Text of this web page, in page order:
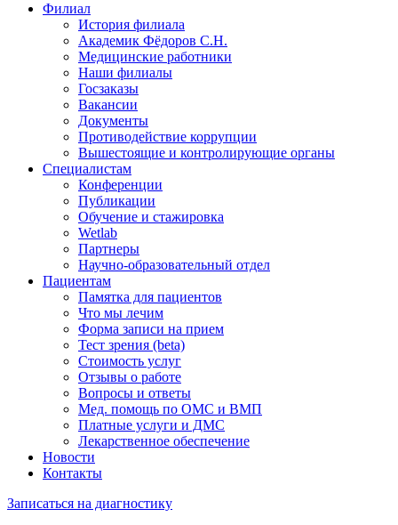
Филиал
История филиала
Академик Фёдоров С.Н.
Медицинские работники
Наши филиалы
Госзаказы
Вакансии
Документы
Противодействие коррупции
Вышестоящие и контролирующие органы
Специалистам
Конференции
Публикации
Обучение и стажировка
Wetlab
Партнеры
Научно-образовательный отдел
Пациентам
Памятка для пациентов
Что мы лечим
Форма записи на прием
Тест зрения (beta)
Стоимость услуг
Отзывы о работе
Вопросы и ответы
Мед. помощь по ОМС и ВМП
Платные услуги и ДМС
Лекарственное обеспечение
Новости
Контакты
Записаться на диагностику